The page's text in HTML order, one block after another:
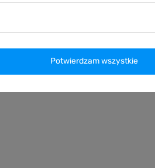
Potwierdzam wszystkie